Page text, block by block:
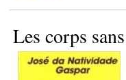
Les corps